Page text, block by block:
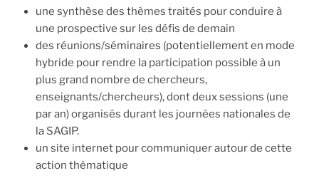
une synthèse des thèmes traités pour conduire à
une prospective sur les défis de demain
des réunions/séminaires (potentiellement en mode
hybride pour rendre la participation possible à un
plus grand nombre de chercheurs,
enseignants/chercheurs), dont deux sessions (une
par an) organisés durant les journées nationales de
la SAGIP.
un site internet pour communiquer autour de cette
action thématique